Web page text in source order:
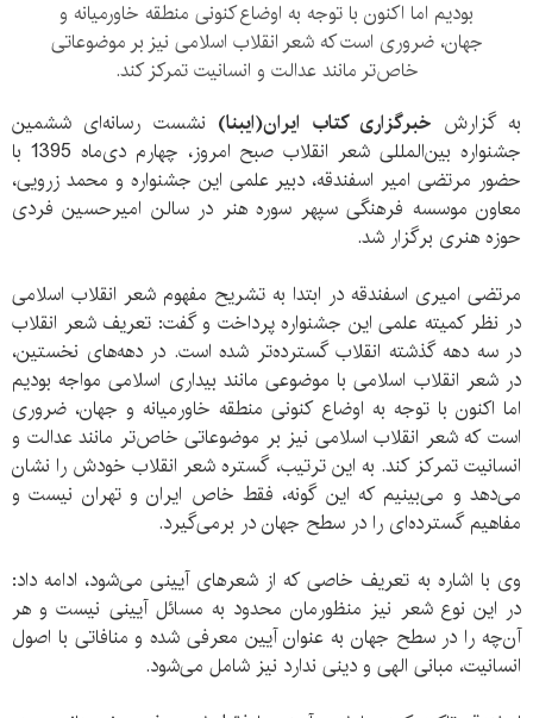
بودیم اما اکنون با توجه به اوضاع کنونی منطقه خاورمیانه و
جهان، ضروری است که شعر انقلاب اسلامی نیز بر موضوعاتی
خاص‌تر مانند عدالت و انسانیت تمرکز کند.
به گزارش خبرگزاری کتاب ایران(ایبنا) نشست رسانه‌ای ششمین
جشنواره بین‌المللی شعر انقلاب صبح امروز، چهارم دی‌ماه 1395 با
حضور مرتضی امیر اسفندقه، دبیر علمی این جشنواره و محمد زرویی،
معاون موسسه فرهنگی سپهر سوره هنر در سالن امیرحسین فردی
حوزه هنری برگزار شد.
مرتضی امیری اسفندقه در ابتدا به تشریح مفهوم شعر انقلاب اسلامی
در نظر کمیته علمی این جشنواره پرداخت و گفت: تعریف شعر انقلاب
در سه دهه گذشته انقلاب گسترده‌تر شده است. در دهه‌های نخستین،
در شعر انقلاب اسلامی با موضوعی مانند بیداری اسلامی مواجه بودیم
اما اکنون با توجه به اوضاع کنونی منطقه خاورمیانه و جهان، ضروری
است که شعر انقلاب اسلامی نیز بر موضوعاتی خاص‌تر مانند عدالت و
انسانیت تمرکز کند. به این ترتیب، گستره شعر انقلاب خودش را نشان
می‌دهد و می‌بینیم که این گونه، فقط خاص ایران و تهران نیست و
مفاهیم گسترده‌ای را در سطح جهان در برمی‌گیرد.
وی با اشاره به تعریف خاصی که از شعر‌های آیینی می‌شود، ادامه داد:
در این نوع شعر نیز منظورمان محدود به مسائل آیینی نیست و هر
آن‌چه را در سطح جهان به عنوان آیین معرفی شده و منافاتی با اصول
انسانیت، مبانی الهی و دینی ندارد نیز شامل می‌شود.